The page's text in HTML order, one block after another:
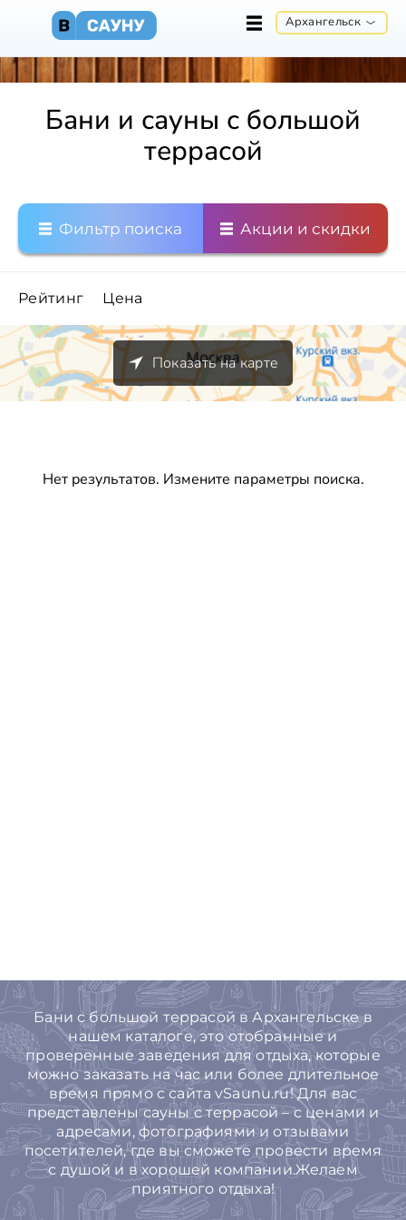
Архангельск
Бани и сауны с большой
террасой
Фильтр поиска Акции и скидки
Рейтинг Цена
Показать на карте
Нет результатов. Измените параметры поиска.
Бани с большой террасой в Архангельске в
нашем каталоге, это отобранные и
проверенные заведения для отдыха, которые
можно заказать на час или более длительное
время прямо с сайта vSaunu.ru! Для вас
представлены сауны с террасой – с ценами и
адресами, фотографиями и отзывами
посетителей, где вы сможете провести время
с душой и в хорошей компании.Желаем
приятного отдыха!